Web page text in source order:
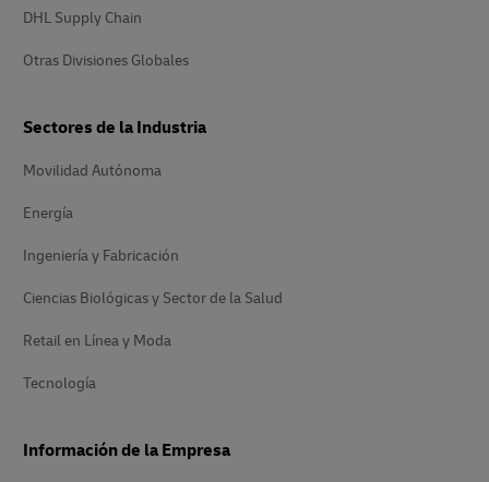
DHL Supply Chain
Otras Divisiones Globales
Sectores de la Industria
Movilidad Autónoma
Energía
Ingeniería y Fabricación
Ciencias Biológicas y Sector de la Salud
Retail en Línea y Moda
Tecnología
Información de la Empresa